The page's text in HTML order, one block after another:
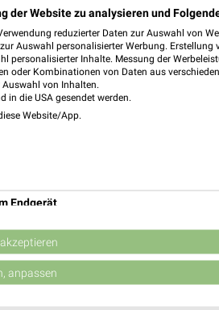
Emsbüren
für Lingen
für Osnabrück
& Öffnungszeiten für Emsbüren
der Website zu analysieren und
reduzierter Daten zur Auswahl von
Auswahl personalisierter Werbung. Erstellung
personalisierter Inhalte. Messung der
oder Kombinationen von Daten aus
von Inhalten.
in die USA gesendet werden.
Website/App.
Endgerät
anpassen